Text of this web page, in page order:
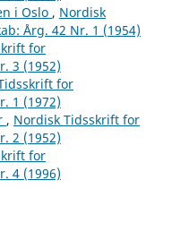
i Oslo , Nordisk
Årg. 42 Nr. 1 (1954)
for
3 (1952)
for
1 (1972)
, Nordisk Tidsskrift for
2 (1952)
for
4 (1996)